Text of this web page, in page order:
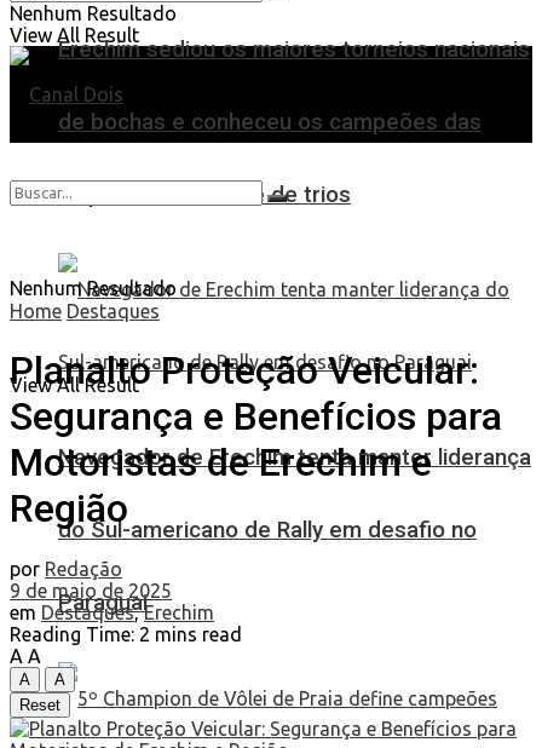
Erechim sediou os maiores torneios nacionais
de bochas e conheceu os campeões das
disputas individual e de trios
Navegador de Erechim tenta manter liderança
do Sul-americano de Rally em desafio no
Paraguai
Nenhum Resultado
View All Result
Nenhum Resultado
View All Result
Home Destaques
Planalto Proteção Veicular:
Segurança e Benefícios para
Motoristas de Erechim e
Região
por Redação
9 de maio de 2025
em Destaques,Erechim
Reading Time: 2 mins read
A A
A
A
Reset